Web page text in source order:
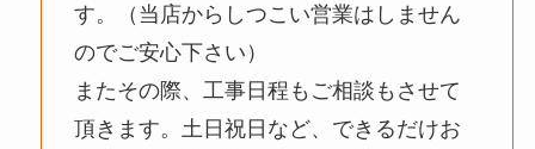
す。（当店からしつこい営業はしません
のでご安心下さい）
またその際、工事日程もご相談もさせて
頂きます。土日祝日など、できるだけお